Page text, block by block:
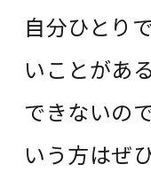
自分ひとり
いことがあ
できないの
いう方はぜ